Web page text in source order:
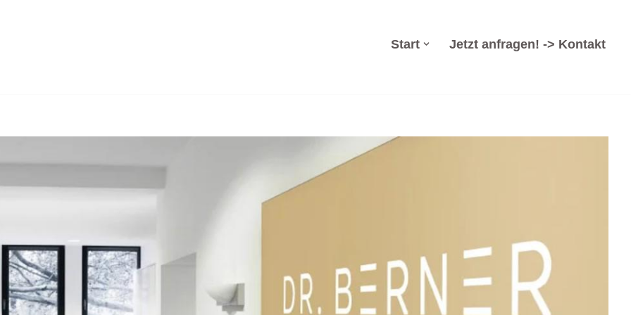
Start Jetzt anfragen! -> Kontakt
bei ↗️Dr. Berner & Partner Rechtsanwälte als auch ✓Insolvenzsanierung, Arbeitsrecht, Insolvenzverwaltung,
✓Anwalt für Insolvenzrecht, ✓Arbeitsrecht oder ✓Wirtschaftsrecht? ➡️ Dr. Berner & Partner Rechtsanwälte, Ihr